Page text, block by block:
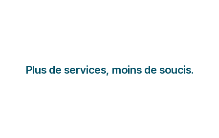
Plus de services, moins de soucis.